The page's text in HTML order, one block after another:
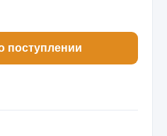
поступлении